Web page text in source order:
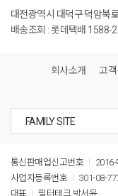
대전광역시 대덕구 덕암북
배송조회 : 롯데택배 1588-
회사소개 고객
통신판매업신고번호
사업자등록번호
301-08-
대표
필터테크 박서윤